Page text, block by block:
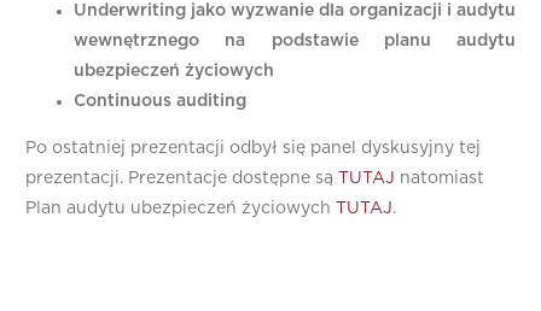
Underwriting jako wyzwanie dla organizacji i audytu
wewnętrznego na podstawie planu audytu
ubezpieczeń życiowych
Continuous auditing
Po ostatniej prezentacji odbył się panel dyskusyjny tej
prezentacji. Prezentacje dostępne są
TUTAJ natomiast
Plan audytu ubezpieczeń życiowych
TUTAJ.